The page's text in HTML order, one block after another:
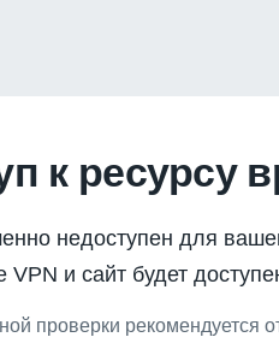
к ресурсу
недоступен для
VPN и сайт будет
проверки рекомендуется